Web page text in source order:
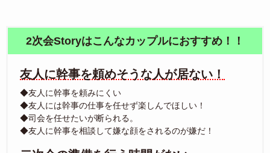
2次会Storyはこんなカップルにおすすめ！！
友人に幹事を頼めそうな人が居ない！
◆友人に幹事を頼みにくい
◆友人には幹事の仕事を任せず楽しんでほしい！
◆司会を任せたいが断られる。
◆友人に幹事を相談して嫌な顔をされるのが嫌だ！